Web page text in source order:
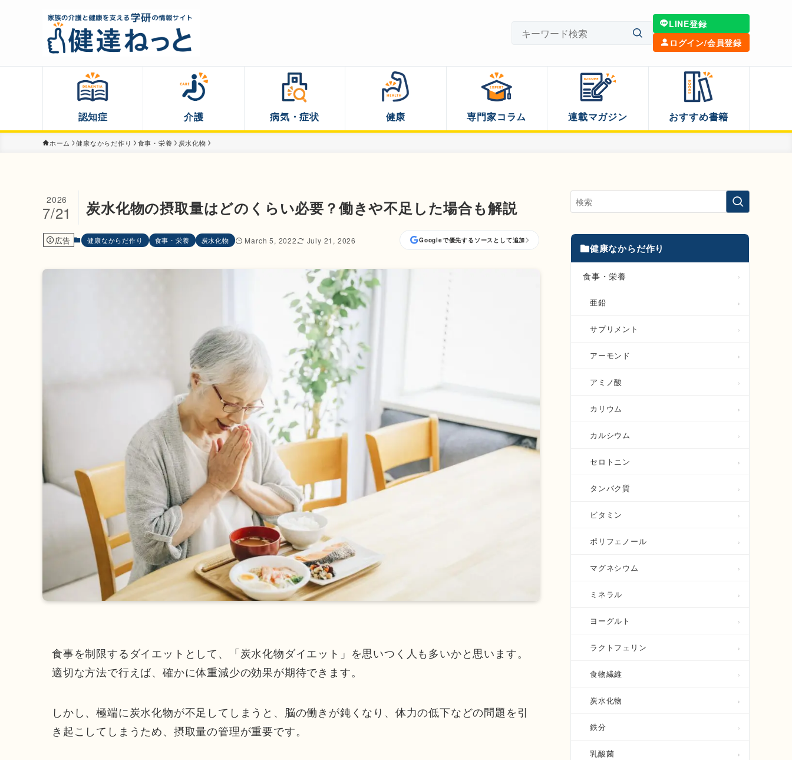
LINE登録
ログイン/会員登録
認知症 介護 病気・症状 健康 専門家コラム 連載マガジン おすすめ書籍
ホーム 健康なからだ作り 食事・栄養 炭水化物
炭水化物の摂取量はどのくらい必要？働きや不足した場合も解説
2026
7/21
広告 健康なからだ作り 食事・栄養 炭水化物 March 5, 2022 July 21, 2026 Googleで優先するソースとして追加
食事を制限するダイエットとして、「炭水化物ダイエット」を思いつく人も多いかと思います。
適切な方法で行えば、確かに体重減少の効果が期待できます。
しかし、極端に炭水化物が不足してしまうと、脳の働きが鈍くなり、体力の低下などの問題を引
き起こしてしまうため、摂取量の管理が重要です。
健康なからだ作り
食事・栄養
亜鉛
サプリメント
アーモンド
アミノ酸
カリウム
カルシウム
セロトニン
タンパク質
ビタミン
ポリフェノール
マグネシウム
ミネラル
ヨーグルト
ラクトフェリン
食物繊維
炭水化物
鉄分
乳酸菌